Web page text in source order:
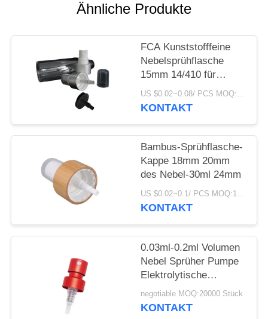
ANGEBOT
ANFORDERN
SITEMAP
POLICY
Ähnliche Produkte
FCA Kunststofffeine
Nebelsprühflasche
15mm 14/410 für
Parfümflüssigkeit
US $0.02~0.08/ PCS MOQ:10000pcs
KONTAKT
Bambus-Sprühflasche-
Kappe 18mm 20mm
des Nebel-30ml 24mm
US $0.02~0.1/ PCS MOQ:10000pcs
KONTAKT
0.03ml-0.2ml Volumen
Nebel Sprüher Pumpe
Elektrolytische
Aluminium Präzise
negotiable MOQ:20000 Stück
KONTAKT